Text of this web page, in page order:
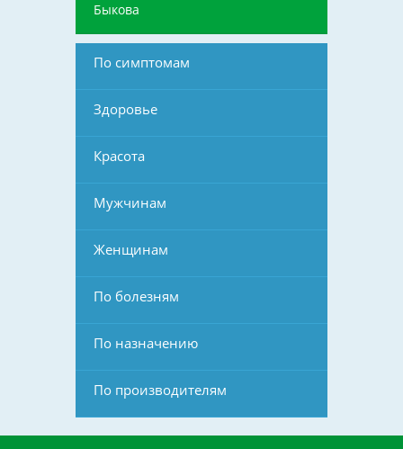
Быкова
По симптомам
Здоровье
Красота
Мужчинам
Женщинам
По болезням
По назначению
По производителям